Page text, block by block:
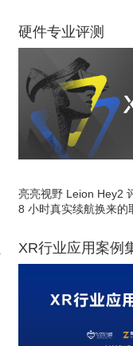
硬件专业评测
亮亮视野 Leion Hey2
8 小时真实续航换来的
XR行业应用案例